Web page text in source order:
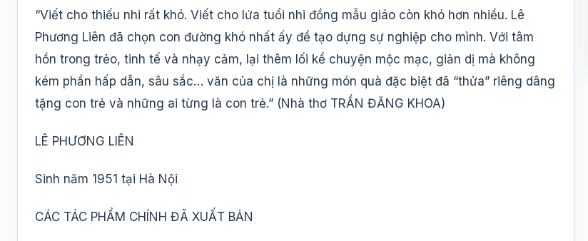
“Viết cho thiếu nhi rất khó. Viết cho lứa tuổi nhi đồng mẫu giáo còn khó hơn nhiều. Lê
Phương Liên đã chọn con đường khó nhất ấy để tạo dựng sự nghiệp cho mình. Với tâm
hồn trong trẻo, tinh tế và nhạy cảm, lại thêm lối kể chuyện mộc mạc, giản dị mà không
kém phần hấp dẫn, sâu sắc… văn của chị là những món quà đặc biệt đã “thửa” riêng dâng
tặng con trẻ và những ai từng là con trẻ.” (Nhà thơ TRẦN ĐĂNG KHOA)
LÊ PHƯƠNG LIÊN
Sinh năm 1951 tại Hà Nội
CÁC TÁC PHẨM CHÍNH ĐÃ XUẤT BẢN